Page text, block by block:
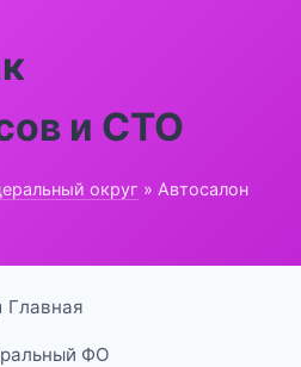
и СТО
округ » Автосалон
Главная
ФО